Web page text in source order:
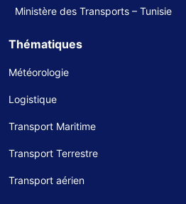
Ministère des Transports – Tunisie
Thématiques
Météorologie
Logistique
Transport Maritime
Transport Terrestre
Transport aérien